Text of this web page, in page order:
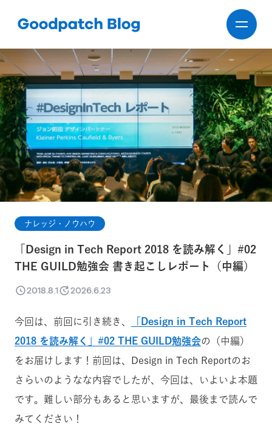
ナレッジ・ノウハウ
「Design in Tech Report 2018 を読み解く」#02
THE GUILD勉強会 書き起こしレポート（中編）
2018.8.1 2026.6.23
今回は、前回に引き続き、
「Design in Tech Report
2018 を読み解く」#02 THE GUILD勉強会の（中編）
をお届けします！前回は、Design in Tech Reportのお
さらいのようなな内容でしたが、今回は、いよいよ本題
です。難しい部分もあると思いますが、最後まで読んで
みてください！